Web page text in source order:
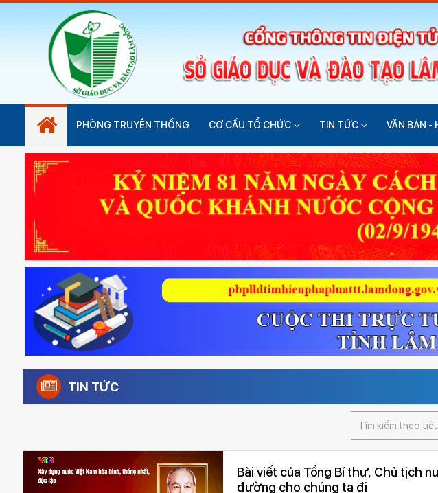
PHÒNG TRUYỀN THỐNG CƠ CẤU TỔ CHỨC TIN TỨC VĂN BẢN -
TIN TỨC
Bài viết của Tổng Bí thư, Chủ tịch
đường cho chúng ta đi